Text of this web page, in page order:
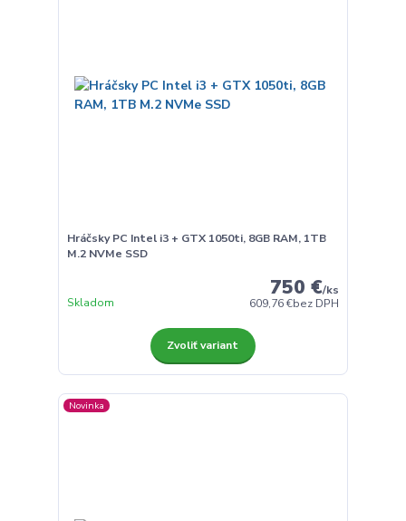
Hráčsky PC Intel i3 + GTX 1050ti, 8GB RAM, 1TB
M.2 NVMe SSD
750 €/ks
609,76 €bez DPH
Skladom
Zvoliť variant
Novinka